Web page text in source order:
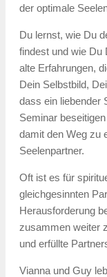
der optimale
Du lernst, wie Du
findest und wie Du
alte Erfahrungen,
Dein Selbstbild,
dass ein liebender
Seminar
damit den Weg zu
Seelenpartner.
Oft ist es für
gleichgesinnten
Herausforderung
zusammen weiter
und erfüllte
Vianna und Guy